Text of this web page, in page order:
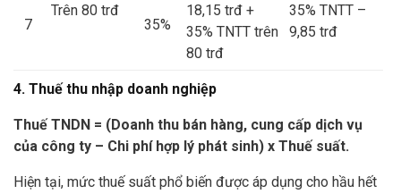
7
Trên 80 trđ
35%
18,15 trđ +
35% TNTT trên
80 trđ
35% TNTT –
9,85 trđ
4. Thuế thu nhập doanh nghiệp
Thuế TNDN = (Doanh thu bán hàng, cung cấp dịch vụ
của công ty – Chi phí hợp lý phát sinh) x Thuế suất.
Hiện tại, mức thuế suất phổ biến được áp dụng cho hầu hết